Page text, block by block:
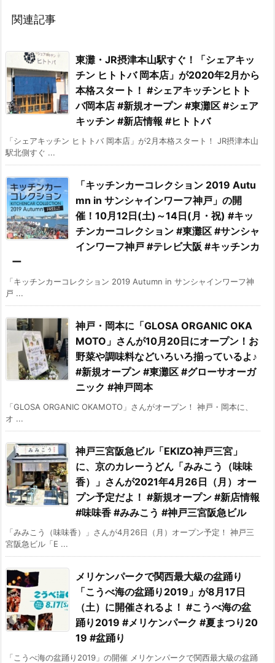
関連記事
東灘・JR摂津本山駅すぐ！「シェアキッ
チン ヒトトバ 岡本店」が2020年2月から
本格スタート！ #シェアキッチンヒトト
バ岡本店 #新規オープン #東灘区 #シェア
キッチン #新店情報 #ヒトトバ
「シェアキッチン ヒトトバ 岡本店」が2月本格スタート！ JR摂津本山
駅北側すぐ ...
「キッチンカーコレクション 2019 Autu
mn in サンシャインワーフ神戸」の開
催！10月12日(土)～14日(月・祝) #キッ
チンカーコレクション #東灘区 #サンシャ
インワーフ神戸 #テレビ大阪 #キッチンカ
ー
「キッチンカーコレクション 2019 Autumn in サンシャインワーフ神
戸 ...
神戸・岡本に「GLOSA ORGANIC OKA
MOTO」さんが10月20日にオープン！お
野菜や調味料などいろいろ揃っているよ♪
#新規オープン #東灘区 #グローサオーガ
ニック #神戸岡本
「GLOSA ORGANIC OKAMOTO」さんがオープン！ 神戸・岡本に、
オ ...
神戸三宮阪急ビル「EKIZO神戸三宮」
に、京のカレーうどん「みみこう（味味
香）」さんが2021年4月26日（月）オー
プン予定だよ！ #新規オープン #新店情報
#味味香 #みみこう #神戸三宮阪急ビル
「みみこう（味味香）」さんが4月26日（月）オープン予定！ 神戸三
宮阪急ビル「E ...
メリケンパークで関西最大級の盆踊り
「こうべ海の盆踊り2019」が8月17日
（土）に開催されるよ！ #こうべ海の盆
踊り2019 #メリケンパーク #夏まつり20
19 #盆踊り
「こうべ海の盆踊り2019」の開催 メリケンパークで関西最大級の盆踊